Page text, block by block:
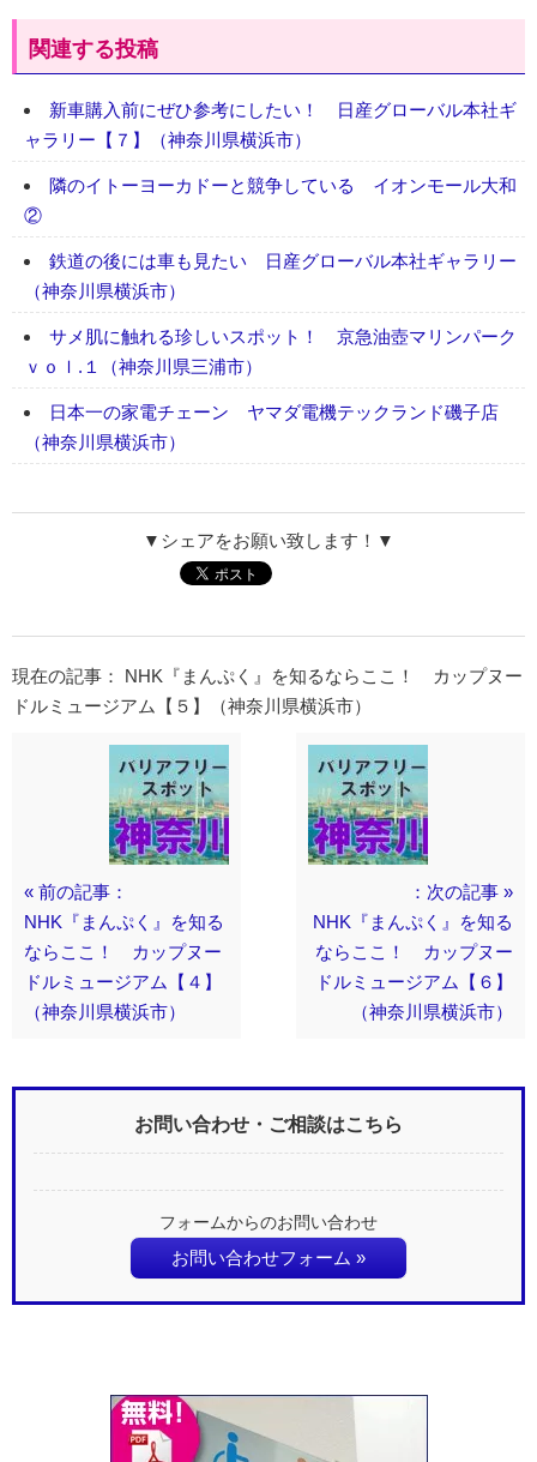
関連する投稿
新車購入前にぜひ参考にしたい！ 日産グローバル本社ギ
ャラリー【７】（神奈川県横浜市）
隣のイトーヨーカドーと競争している イオンモール大和
②
鉄道の後には車も見たい 日産グローバル本社ギャラリー
（神奈川県横浜市）
サメ肌に触れる珍しいスポット！ 京急油壺マリンパーク
ｖｏｌ.１（神奈川県三浦市）
日本一の家電チェーン ヤマダ電機テックランド磯子店
（神奈川県横浜市）
▼シェアをお願い致します！▼
現在の記事： NHK『まんぷく』を知るならここ！ カップヌー
ドルミュージアム【５】（神奈川県横浜市）
« 前の記事：
NHK『まんぷく』を知る
ならここ！ カップヌー
ドルミュージアム【４】
（神奈川県横浜市）
：次の記事 »
NHK『まんぷく』を知る
ならここ！ カップヌー
ドルミュージアム【６】
（神奈川県横浜市）
お問い合わせ・ご相談はこちら
フォームからのお問い合わせ
お問い合わせフォーム »